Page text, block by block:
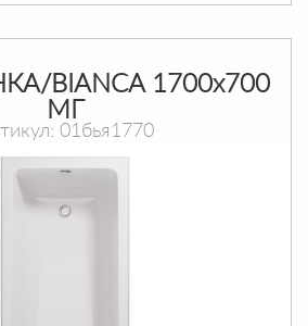
BIANCA 1700х700
МГ
01бья1770